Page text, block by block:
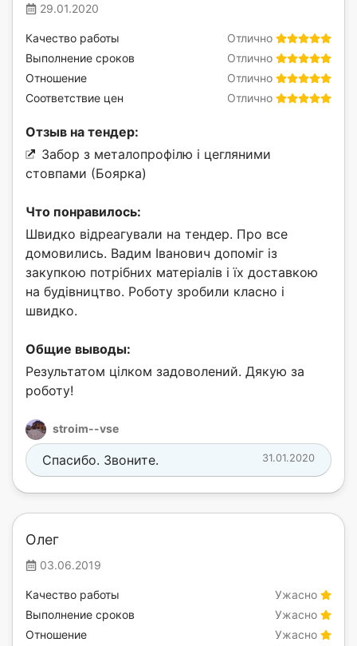
29.01.2020
Отлично
Качество работы
Отлично
Выполнение сроков
Отлично
Отношение
Отлично
Соответствие цен
Отзыв на тендер:
Забор з металопрофілю і цегляними
стовпами (Боярка)
Что понравилось:
Швидко відреагували на тендер. Про все
домовились. Вадим Іванович допоміг із
закупкою потрібних матеріалів і їх доставкою
на будівництво. Роботу зробили класно і
швидко.
Общие выводы:
Результатом цілком задоволений. Дякую за
роботу!
stroim--vse
31.01.2020
Спасибо. Звоните.
Олег
03.06.2019
Ужасно
Качество работы
Ужасно
Выполнение сроков
Ужасно
Отношение